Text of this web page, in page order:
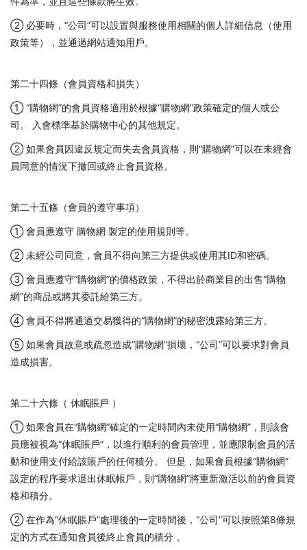
② 必要時，“公司”可以設置與服務使用相關的個人詳細信息（使用
政策等），並通過網站通知用戶。
第二十四條（會員資格和損失）
① “購物網”的會員資格適用於根據“購物網”政策確定的個人或公
司。 入會標準基於購物中心的其他規定。
② 如果會員因違反規定而失去會員資格，則“購物網”可以在未經會
員同意的情況下撤回或終止會員資格。
第二十五條（會員的遵守事項）
① 會員應遵守 購物網 製定的使用規則等。
② 未經公司同意，會員不得向第三方提供或使用其ID和密碼。
③ 會員應遵守“購物網”的價格政策，不得出於商業目的出售“購物
網”的商品或將其委託給第三方。
④ 會員不得將通過交易獲得的“購物網”的秘密洩露給第三方。
⑤ 如果會員故意或疏忽造成“購物網”損壞，“公司”可以要求對會員
造成損害。
第二十六條（ 休眠賬戶 ）
① 如果會員在“購物網”確定的一定時間內未使用“購物網”，則該會
員應被視為“休眠賬戶”，以進行順利的會員管理，並應限制會員的活
動和使用支付給該賬戶的任何積分。 但是，如果會員根據“購物網”
設定的程序要求退出休眠帳戶，則“購物網”將重新激活以前的會員資
格和積分。
② 在作為“休眠賬戶”處理後的一定時間後，“公司”可以按照第8條規
定的方式在通知會員後終止會員的積分 。